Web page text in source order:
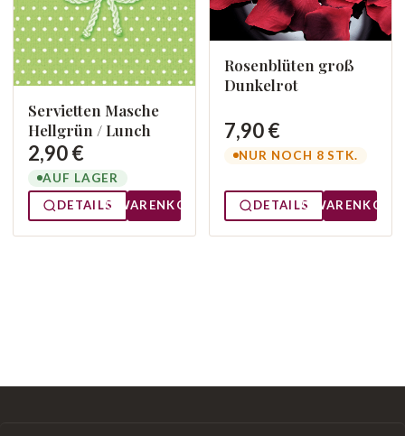
Servietten Masche
Hellgrün / Lunch
2,90 €
AUF LAGER
DETAILS
WARENKORB
Rosenblüten groß
Dunkelrot
7,90 €
NUR NOCH 8 STK.
DETAILS WARENKORB